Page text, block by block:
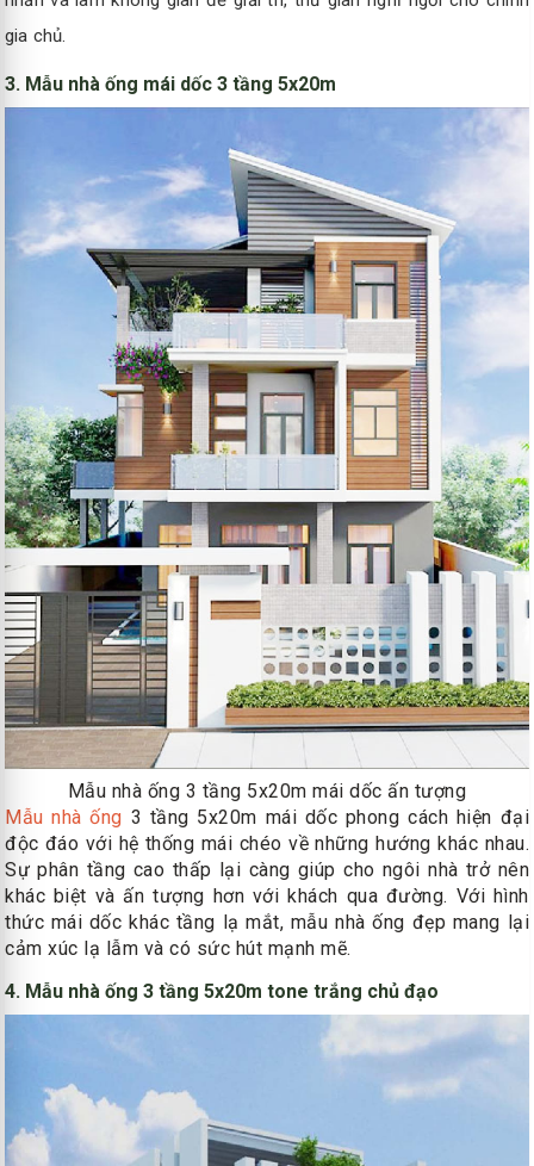
gia chủ.
3. Mẫu nhà ống mái dốc 3 tầng 5x20m
Mẫu nhà ống 3 tầng 5x20m mái dốc ấn tượng
Mẫu nhà ống 3 tầng 5x20m mái dốc phong cách hiện đại
độc đáo với hệ thống mái chéo về những hướng khác nhau.
Sự phân tầng cao thấp lại càng giúp cho ngôi nhà trở nên
khác biệt và ấn tượng hơn với khách qua đường. Với hình
thức mái dốc khác tầng lạ mắt, mẫu nhà ống đẹp mang lại
cảm xúc lạ lẫm và có sức hút mạnh mẽ.
4. Mẫu nhà ống 3 tầng 5x20m tone trắng chủ đạo